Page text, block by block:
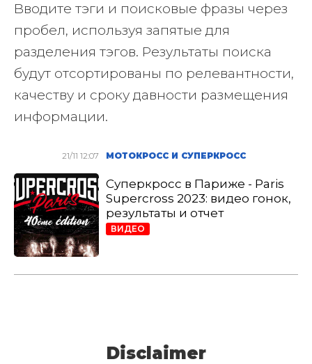
Вводите тэги и поисковые фразы через
пробел, используя запятые для
разделения тэгов. Результаты поиска
будут отсортированы по релевантности,
качеству и сроку давности размещения
информации.
21/11 12:07 МОТОКРОСС И СУПЕРКРОСС
Суперкросс в Париже - Paris
Supercross 2023: видео гонок,
результаты и отчет
ВИДЕО
Disclaimer